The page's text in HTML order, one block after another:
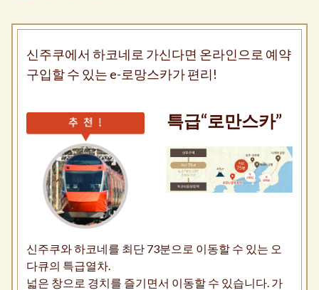
신주쿠에서 하코네로 가신다면 온라인으로 예약
구입할 수 있는 e-로망스카가 편리!
특급“로만스카”
신주쿠와 하코네를 최단 73분으로 이동할 수 있는 오
다큐의 특급열차.
넓은 창으로 경치를 즐기면서 이동할 수 있습니다. 가